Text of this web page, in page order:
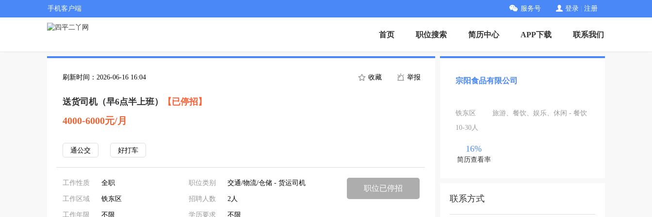
手机客户端 服务号 登录 注册
首页 职位搜索 简历中心 APP下载 联系我们
刷新时间：2026-06-16 16:04 收藏 举报
送货司机（早6点半上班） 【已停招】
4000-6000元/月
通公交 好打车
工作性质 全职
工作区域 铁东区
工作年限 不限
职位类别 交通/物流/仓储 - 货运司机
招聘人数 2人
学历要求 不限
职位已停招
宗阳食品有限公司
铁东区
旅游、餐饮、娱乐、休闲 - 餐饮
10-30人
16%
简历查看率
联系方式